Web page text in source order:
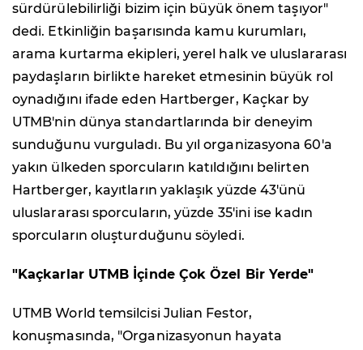
sürdürülebilirliği bizim için büyük önem taşıyor"
dedi. Etkinliğin başarısında kamu kurumları,
arama kurtarma ekipleri, yerel halk ve uluslararası
paydaşların birlikte hareket etmesinin büyük rol
oynadığını ifade eden Hartberger, Kaçkar by
UTMB'nin dünya standartlarında bir deneyim
sunduğunu vurguladı. Bu yıl organizasyona 60'a
yakın ülkeden sporcuların katıldığını belirten
Hartberger, kayıtların yaklaşık yüzde 43'ünü
uluslararası sporcuların, yüzde 35'ini ise kadın
sporcuların oluşturduğunu söyledi.
"Kaçkarlar UTMB İçinde Çok Özel Bir Yerde"
UTMB World temsilcisi Julian Festor,
konuşmasında, "Organizasyonun hayata